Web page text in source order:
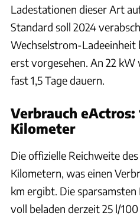
Ladestationen dieser Art
Standard soll 2024
Wechselstrom-Ladeeinheit
erst vorgesehen. An 22
fast 1,5 Tage dauern.
Verbrauch
Kilometer
Die offizielle Reichweite
Kilometern, was einen
km ergibt. Die
voll beladen derzeit 25 l/